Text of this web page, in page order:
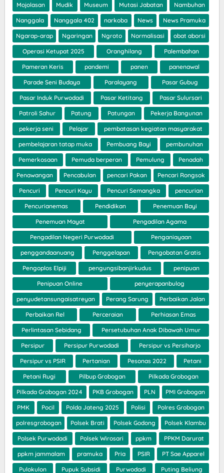
Mojolasan Mudik Museum Mutasi Jabatan Nambuhan
Nanggala Nanggala 402 narkoba News News Pramuka
Ngarap-arap Ngaringan Ngroto Normalisasi obat aborsi
Operasi Ketupat 2025 Oranghilang Palembahan
Pameran Keris pandemi panen panenawal
Parade Seni Budaya Paralayang Pasar Gubug
Pasar Induk Purwodadi Pasar Ketitang Pasar Sulursari
Patroli Sahur Patung Patungan Pekerja Bangunan
pekerja seni Pelajar pembatasan kegiatan masyarakat
pembelajaran tatap muka Pembuang Bayi pembunuhan
Pemerkosaan Pemuda berperan Pemulung Penadah
Penawangan Pencabulan pencari Pakan Pencari Rongsok
Pencuri Pencuri Kayu Pencuri Semangka pencurian
Pencurianemas Pendidikan Penemuan Bayi
Penemuan Mayat Pengadilan Agama
Pengadilan Negeri Purwodadi Penganiayaan
penggandaanuang Penggelapan Pengobatan Gratis
Pengoplos Elpiji pengungsibanjirkudus penipuan
Penipuan Online penyerapanbulog
penyudetansungaisatreyan Perang Sarung Perbaikan Jalan
Perbaikan Rel Perceraian Perhiasan Emas
Perlintasan Sebidang Persetubuhan Anak Dibawah Umur
Persipur Persipur Purwodadi Persipur vs Persiharjo
Persipur vs PSIR Pertanian Pesonas 2022 Petani
Petani Rugi Pilbup Grobogan Pilkada Grobogan
Pilkada Grobogan 2024 PKB Grobogan PLN PMI Grobogan
PMK Pocil Polda Jateng 2025 Polisi Polres Grobogan
polresgrobogan Polsek Brati Polsek Godong Polsek Klambu
Polsek Purwodadi Polsek Wirosari ppkm PPKM Darurat
ppkm jammalam pramuka Pria PSIR PT Sae Apparel
Pulokulon Pupuk Subsidi Purwodadi Puting Beliung